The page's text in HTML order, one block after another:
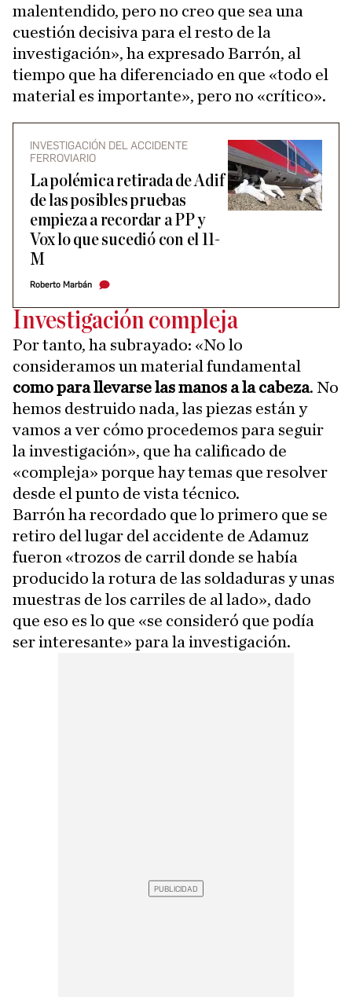
malentendido, pero no creo que sea una
cuestión decisiva para el resto de la
investigación», ha expresado Barrón, al
tiempo que ha diferenciado en que «todo el
material es importante», pero no «crítico».
INVESTIGACIÓN DEL ACCIDENTE
FERROVIARIO
La polémica retirada de Adif
de las posibles pruebas
empieza a recordar a PP y
Vox lo que sucedió con el 11-
M
Roberto Marbán
Investigación compleja
Por tanto, ha subrayado: «No lo
consideramos un material fundamental
como para llevarse las manos a la cabeza. No
hemos destruido nada, las piezas están y
vamos a ver cómo procedemos para seguir
la investigación», que ha calificado de
«compleja» porque hay temas que resolver
desde el punto de vista técnico.
Barrón ha recordado que lo primero que se
retiro del lugar del accidente de Adamuz
fueron «trozos de carril donde se había
producido la rotura de las soldaduras y unas
muestras de los carriles de al lado», dado
que eso es lo que «se consideró que podía
ser interesante» para la investigación.